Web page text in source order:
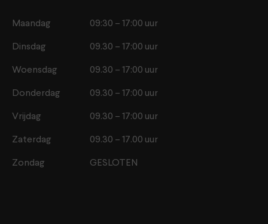
Maandag 09:30 – 17:00 uur
Dinsdag 09.30 – 17:00 uur
Woensdag 09.30 – 17:00 uur
Donderdag 09.30 – 17:00 uur
Vrijdag 09.30 – 17:00 uur
Zaterdag 09.30 – 17.00 uur
Zondag GESLOTEN